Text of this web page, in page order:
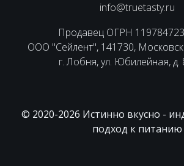
info@truetasty.ru
Продавец ОГРН
ООО "Сейлент", 141730,
г. Лобня, ул. Юбилейная, д.
© 2020-2026 Истинно вкусно -
подход к питанию